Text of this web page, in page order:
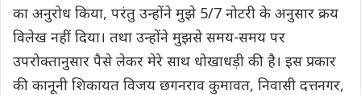
का अनुरोध किया, परंतु उन्होंने मुझे 5/7 नोटरी के अनुसार क्रय
विलेख नहीं दिया। तथा उन्होंने मुझसे समय-समय पर
उपरोक्तानुसार पैसे लेकर मेरे साथ धोखाधड़ी की है। इस प्रकार
की कानूनी शिकायत विजय छगनराव कुमावत, निवासी दत्तनगर,